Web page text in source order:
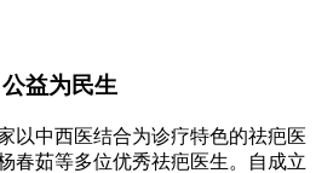
益为民生
以中西医结合为诊疗特色的祛疤医
春茹等多位优秀祛疤医生。自成立